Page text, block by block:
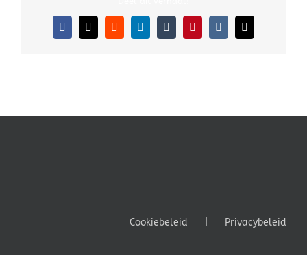
Facebook
X RedditLinkedInTumblrPinterestVk
E-
mail
Cookiebeleid Privacybeleid